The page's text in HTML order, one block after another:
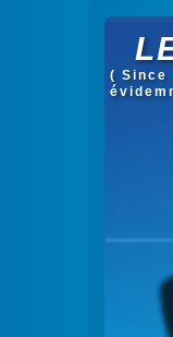
( Since